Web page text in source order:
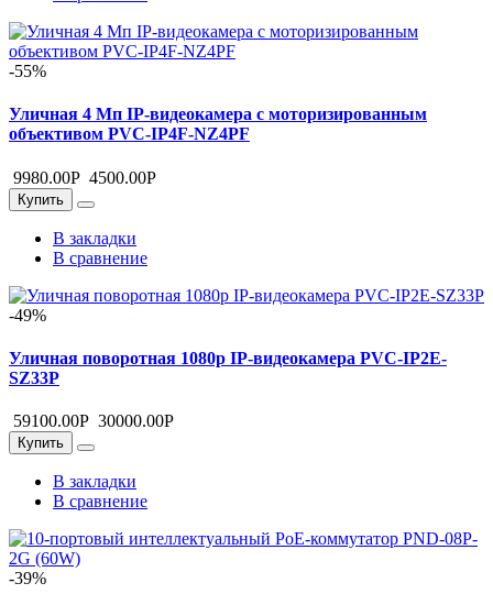
-55%
Уличная 4 Мп IP-видеокамера с моторизированным
объективом PVC-IP4F-NZ4PF
9980.00Р 4500.00Р
Купить
В закладки
В сравнение
-49%
Уличная поворотная 1080p IP-видеокамера PVC-IP2E-
SZ33P
59100.00Р 30000.00Р
Купить
В закладки
В сравнение
-39%